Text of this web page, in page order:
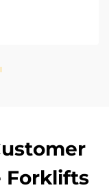
at unloading.
unang
Forklifts